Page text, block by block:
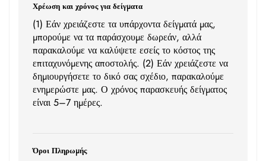
Χρέωση και χρόνος για δείγματα
(1) Εάν χρειάζεστε τα υπάρχοντα δείγματά μας,
μπορούμε να τα παράσχουμε δωρεάν, αλλά
παρακαλούμε να καλύψετε εσείς το κόστος της
επιταχυνόμενης αποστολής. (2) Εάν χρειάζεστε να
δημιουργήσετε το δικό σας σχέδιο, παρακαλούμε
ενημερώστε μας. Ο χρόνος παρασκευής δείγματος
είναι 5–7 ημέρες.
Όροι Πληρωμής